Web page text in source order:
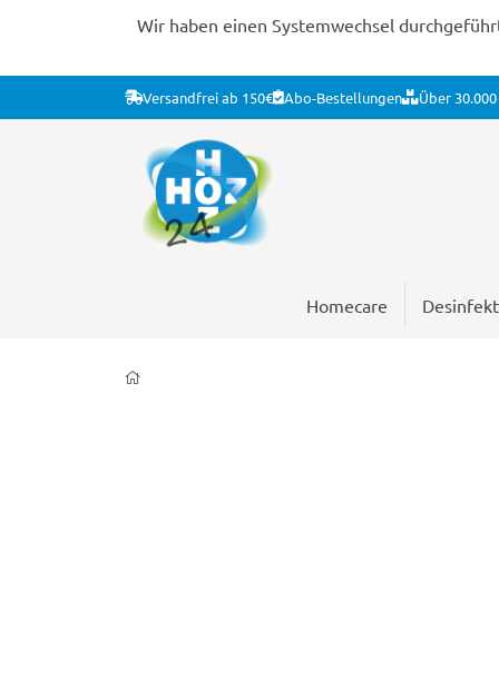
Wir haben einen Systemwechsel
Versandfrei ab 150€ Abo-Bestellungen Über
Homecare